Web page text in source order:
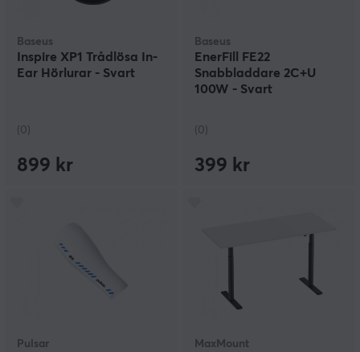
Baseus
Inspire XP1 Trådlösa In-
Ear Hörlurar - Svart
(0)
899 kr
Baseus
EnerFill FE22
Snabbladdare 2C+U
100W - Svart
(0)
399 kr
Pulsar MaxMount